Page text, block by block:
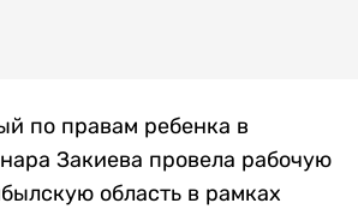
по правам ребенка в
Закиева провела рабочую
область в рамках